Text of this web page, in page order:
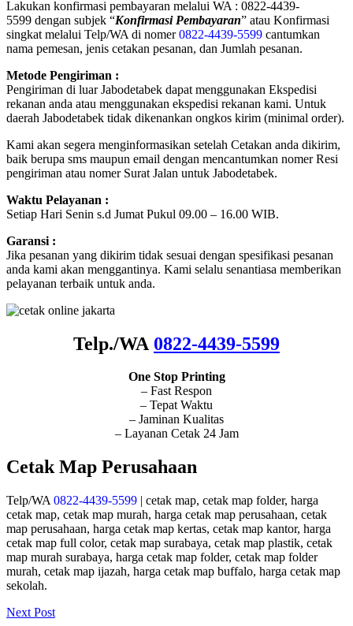
Lakukan konfirmasi pembayaran melalui WA : 0822-4439-
5599 dengan subjek “Konfirmasi Pembayaran” atau Konfirmasi
singkat melalui Telp/WA di nomer0822-4439-5599 cantumkan
nama pemesan, jenis cetakan pesanan, dan Jumlah pesanan.
Metode Pengiriman :
Pengiriman di luar Jabodetabek dapat menggunakan Ekspedisi
rekanan anda atau menggunakan ekspedisi rekanan kami. Untuk
daerah Jabodetabek tidak dikenankan ongkos kirim (minimal order).
Kami akan segera menginformasikan setelah Cetakan anda dikirim,
baik berupa sms maupun email dengan mencantumkan nomer Resi
pengiriman atau nomer Surat Jalan untuk Jabodetabek.
Waktu Pelayanan :
Setiap Hari Senin s.d Jumat Pukul 09.00 – 16.00 WIB.
Garansi :
Jika pesanan yang dikirim tidak sesuai dengan spesifikasi pesanan
anda kami akan menggantinya. Kami selalu senantiasa memberikan
pelayanan terbaik untuk anda.
Telp./WA 0822-4439-5599
One Stop Printing
– Fast Respon
– Tepat Waktu
– Jaminan Kualitas
– Layanan Cetak 24 Jam
Cetak Map Perusahaan
Telp/WA 0822-4439-5599 | cetak map, cetak map folder, harga
cetak map, cetak map murah, harga cetak map perusahaan, cetak
map perusahaan, harga cetak map kertas, cetak map kantor, harga
cetak map full color, cetak map surabaya, cetak map plastik, cetak
map murah surabaya, harga cetak map folder, cetak map folder
murah, cetak map ijazah, harga cetak map buffalo, harga cetak map
sekolah.
Next Post